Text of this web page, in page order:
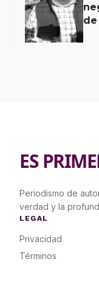
ES
Periodismo de
verdad y la
LEGAL
Privacidad
Términos